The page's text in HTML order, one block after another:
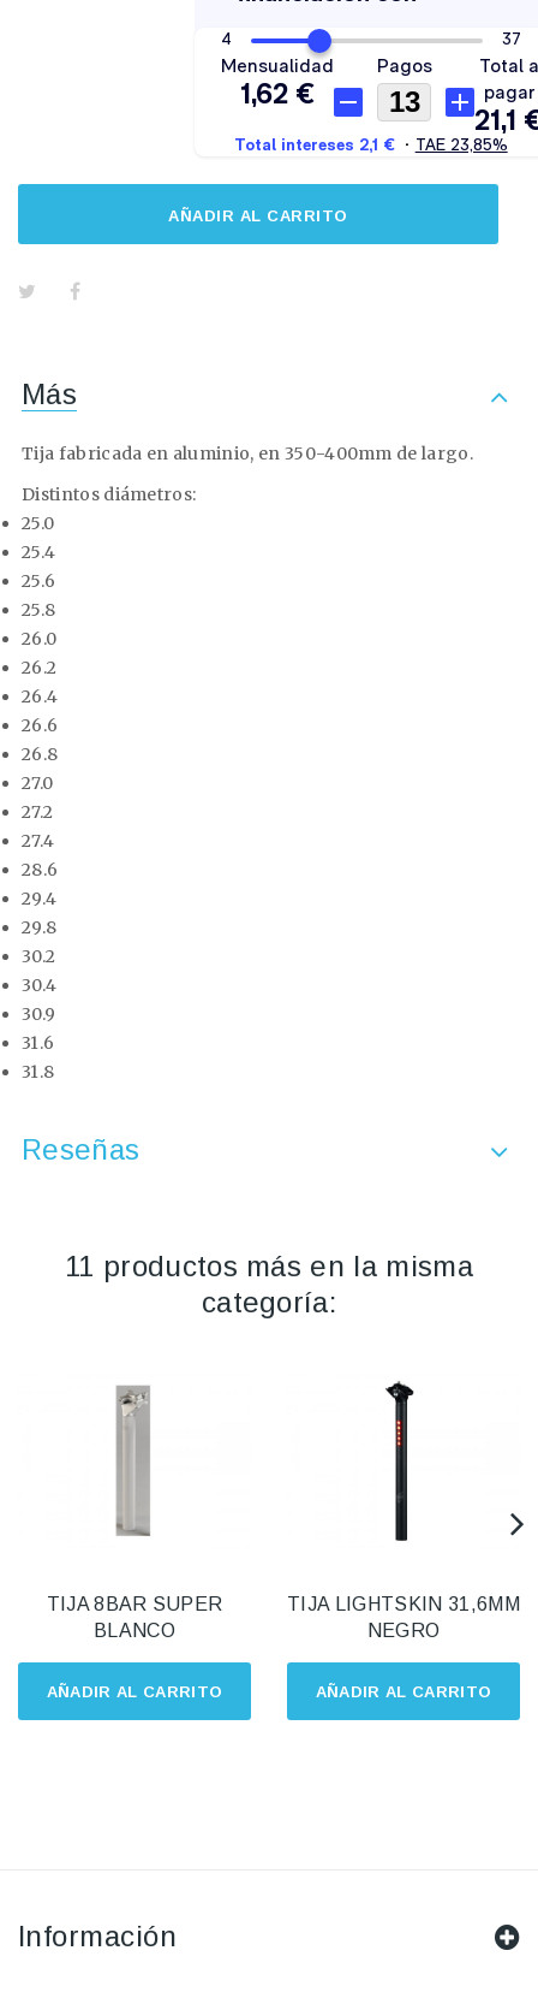
AÑADIR AL CARRITO
Más
Tija fabricada en aluminio, en 350-400mm de largo.
Distintos diámetros:
25.0
25.4
25.6
25.8
26.0
26.2
26.4
26.6
26.8
27.0
27.2
27.4
28.6
29.4
29.8
30.2
30.4
30.9
31.6
31.8
Reseñas
11 productos más en la misma
categoría:
AÑADIR AL CARRITO
TIJA 8BAR SUPER
BLANCO
AÑADIR AL CARRITO
TIJA LIGHTSKIN 31,6MM
NEGRO
Información